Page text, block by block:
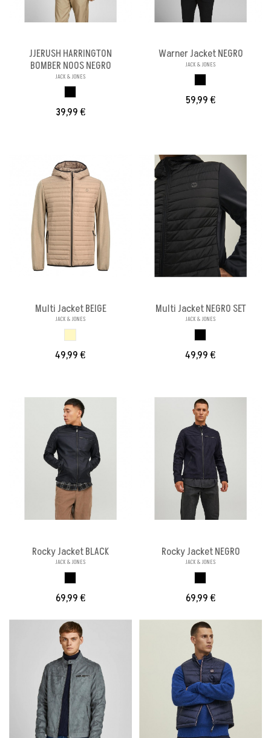
JJERUSH HARRINGTON
BOMBER NOOS NEGRO
JACK & JONES
39,99 €
Warner Jacket NEGRO
JACK & JONES
59,99 €
Multi Jacket BEIGE
JACK & JONES
49,99 €
Multi Jacket NEGRO SET
JACK & JONES
49,99 €
Rocky Jacket BLACK
JACK & JONES
69,99 €
Rocky Jacket NEGRO
JACK & JONES
69,99 €